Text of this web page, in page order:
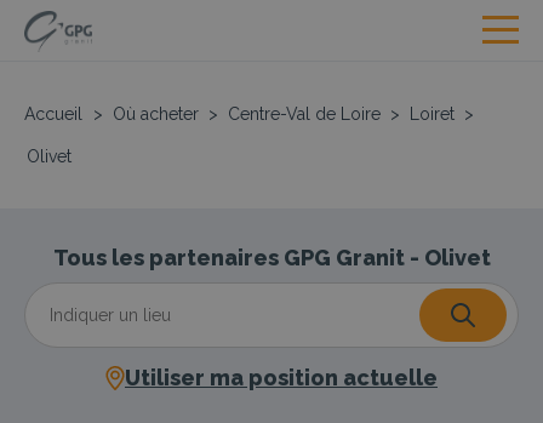
Accueil > Où acheter > Centre-Val de Loire > Loiret >
Olivet
Tous les partenaires GPG Granit - Olivet
Utiliser ma position actuelle